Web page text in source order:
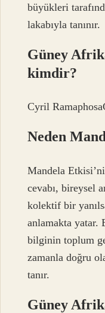
büyükleri
lakabıyla tanınır.
Güney
kimdir?
Cyril
Neden
Mandela
cevabı, bireysel
kolektif bir
anlamakta yatar.
bilginin toplum
zamanla doğru
tanır.
Güney